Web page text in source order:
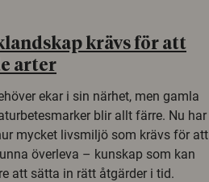
krävs för att
arter
ekar i sin närhet, men gamla
blir allt färre. Nu har
mycket livsmiljö som krävs för att
överleva – kunskap som kan
att sätta in rätt åtgärder i tid.